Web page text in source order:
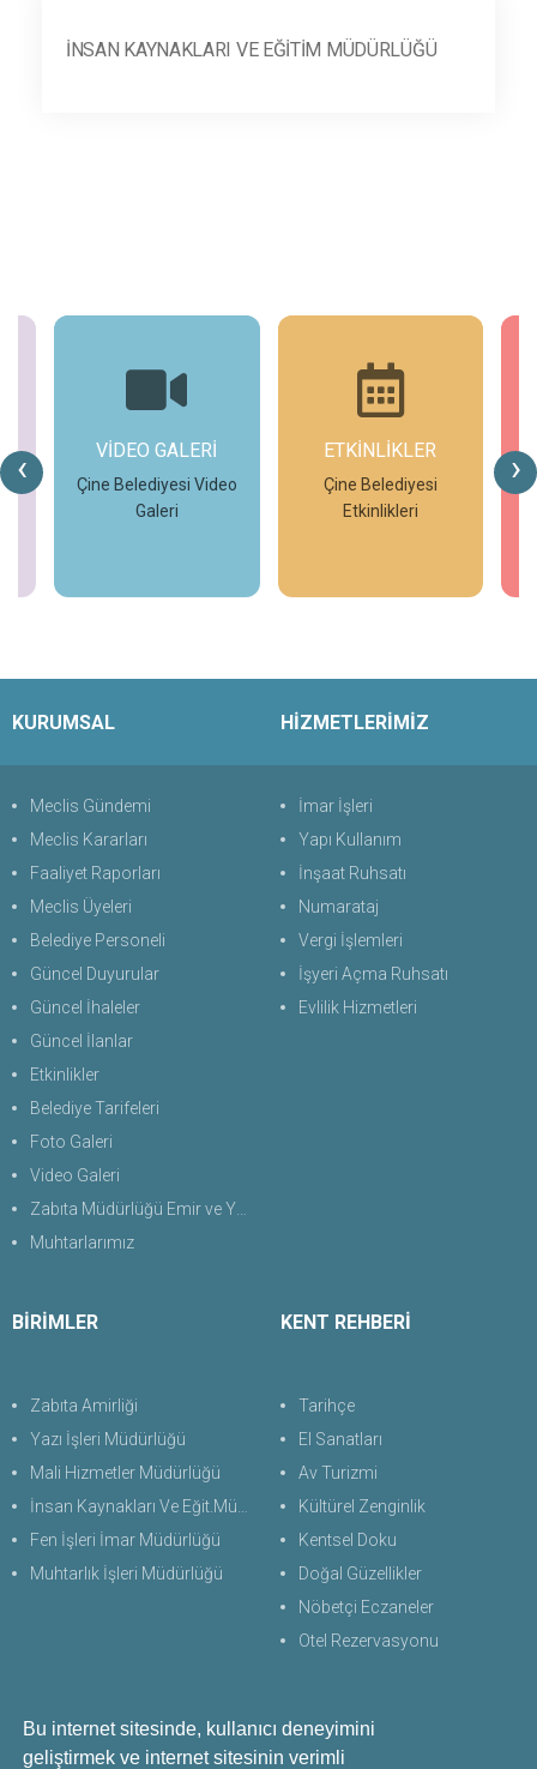
Bu internet sitesinde, kullanıcı deneyimini
geliştirmek ve internet sitesinin verimli
İNSAN KAYNAKLARI VE EĞITIM MÜDÜRLÜĞÜ
‹ ›
VİDEO GALERİ
Çine Belediyesi Video
Galeri
ETKİNLİKLER
Çine Belediyesi
Etkinlikleri
KURUMSAL
Meclis Gündemi
Meclis Kararları
Faaliyet Raporları
Meclis Üyeleri
Belediye Personeli
Güncel Duyurular
Güncel İhaleler
Güncel İlanlar
Etkinlikler
Belediye Tarifeleri
Foto Galeri
Video Galeri
Zabıta Müdürlüğü Emir ve Yasaklar Uygulama Yönetmeliği 2026
Muhtarlarımız
HİZMETLERİMİZ
İmar İşleri
Yapı Kullanım
İnşaat Ruhsatı
Numarataj
Vergi İşlemleri
İşyeri Açma Ruhsatı
Evlilik Hizmetleri
BİRİMLER
Zabıta Amirliği
Yazı İşleri Müdürlüğü
Mali Hizmetler Müdürlüğü
İnsan Kaynakları Ve Eğit.Müdürlüğü
Fen İşleri İmar Müdürlüğü
Muhtarlık İşleri Müdürlüğü
KENT REHBERİ
Tarihçe
El Sanatları
Av Turizmi
Kültürel Zenginlik
Kentsel Doku
Doğal Güzellikler
Nöbetçi Eczaneler
Otel Rezervasyonu
Bize Ulaşın